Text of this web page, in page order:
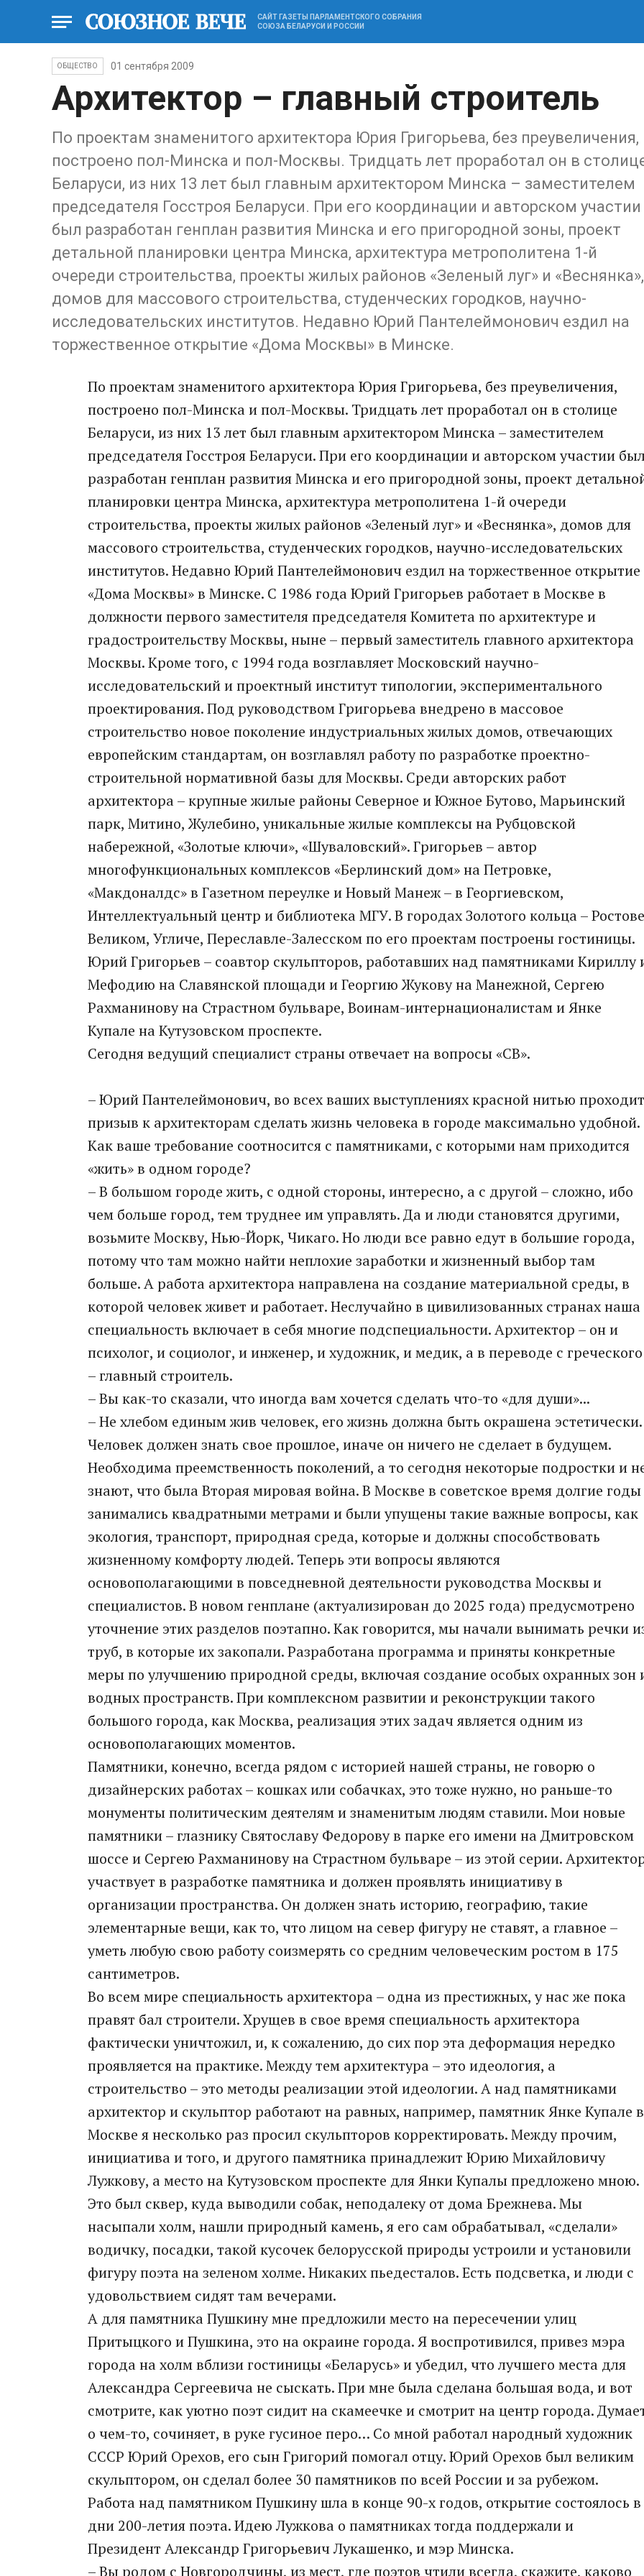
САЙТ ГАЗЕТЫ ПАРЛАМЕНТСКОГО СОБРАНИЯ
СОЮЗА БЕЛАРУСИ И РОССИИ
ОБЩЕСТВО 01 сентября 2009
Архитектор – главный строитель
По проектам знаменитого архитектора Юрия Григорьева, без преувеличения,
построено пол-Минска и пол-Москвы. Тридцать лет проработал он в
Беларуси, из них 13 лет был главным архитектором Минска – заместителем
председателя Госстроя Беларуси. При его координации и авторском участии
был разработан генплан развития Минска и его пригородной зоны, проект
детальной планировки центра Минска, архитектура метрополитена 1-й
очереди строительства, проекты жилых районов «Зеленый луг» и «Веснянка»,
домов для массового строительства, студенческих городков, научно-
исследовательских институтов. Недавно Юрий Пантелеймонович ездил на
торжественное открытие «Дома Москвы» в Минске.
По проектам знаменитого архитектора Юрия Григорьева, без преувеличения,
построено пол-Минска и пол-Москвы. Тридцать лет проработал он в столице
Беларуси, из них 13 лет был главным архитектором Минска – заместителем
председателя Госстроя Беларуси. При его координации и авторском участии
разработан генплан развития Минска и его пригородной зоны, проект
планировки центра Минска, архитектура метрополитена 1-й очереди
строительства, проекты жилых районов «Зеленый луг» и «Веснянка», домов для
массового строительства, студенческих городков, научно-исследовательских
институтов. Недавно Юрий Пантелеймонович ездил на торжественное открытие
«Дома Москвы» в Минске. С 1986 года Юрий Григорьев работает в Москве в
должности первого заместителя председателя Комитета по архитектуре и
градостроительству Москвы, ныне – первый заместитель главного архитектора
Москвы. Кроме того, с 1994 года возглавляет Московский научно-
исследовательский и проектный институт типологии, экспериментального
проектирования. Под руководством Григорьева внедрено в массовое
строительство новое поколение индустриальных жилых домов, отвечающих
европейским стандартам, он возглавлял работу по разработке проектно-
строительной нормативной базы для Москвы. Среди авторских работ
архитектора – крупные жилые районы Северное и Южное Бутово, Марьинский
парк, Митино, Жулебино, уникальные жилые комплексы на Рубцовской
набережной, «Золотые ключи», «Шуваловский». Григорьев – автор
многофункциональных комплексов «Берлинский дом» на Петровке,
«Макдоналдс» в Газетном переулке и Новый Манеж – в Георгиевском,
Интеллектуальный центр и библиотека МГУ. В городах Золотого кольца – Ростове
Великом, Угличе, Переславле-Залесском по его проектам построены гостиницы.
Юрий Григорьев – соавтор скульпторов, работавших над памятниками Кириллу
Мефодию на Славянской площади и Георгию Жукову на Манежной, Сергею
Рахманинову на Страстном бульваре, Воинам-интернационалистам и Янке
Купале на Кутузовском проспекте.
Сегодня ведущий специалист страны отвечает на вопросы «СВ».
– Юрий Пантелеймонович, во всех ваших выступлениях красной нитью проходит
призыв к архитекторам сделать жизнь человека в городе максимально удобной.
Как ваше требование соотносится с памятниками, с которыми нам приходится
«жить» в одном городе?
– В большом городе жить, с одной стороны, интересно, а с другой – сложно, ибо
чем больше город, тем труднее им управлять. Да и люди становятся другими,
возьмите Москву, Нью-Йорк, Чикаго. Но люди все равно едут в большие города,
потому что там можно найти неплохие заработки и жизненный выбор там
больше. А работа архитектора направлена на создание материальной среды, в
которой человек живет и работает. Неслучайно в цивилизованных странах наша
специальность включает в себя многие подспециальности. Архитектор – он и
психолог, и социолог, и инженер, и художник, и медик, а в переводе с греческого
– главный строитель.
– Вы как-то сказали, что иногда вам хочется сделать что-то «для души»...
– Не хлебом единым жив человек, его жизнь должна быть окрашена эстетически.
Человек должен знать свое прошлое, иначе он ничего не сделает в будущем.
Необходима преемственность поколений, а то сегодня некоторые подростки и
знают, что была Вторая мировая война. В Москве в советское время долгие годы
занимались квадратными метрами и были упущены такие важные вопросы, как
экология, транспорт, природная среда, которые и должны способствовать
жизненному комфорту людей. Теперь эти вопросы являются
основополагающими в повседневной деятельности руководства Москвы и
специалистов. В новом генплане (актуализирован до 2025 года) предусмотрено
уточнение этих разделов поэтапно. Как говорится, мы начали вынимать речки
труб, в которые их закопали. Разработана программа и приняты конкретные
меры по улучшению природной среды, включая создание особых охранных зон
водных пространств. При комплексном развитии и реконструкции такого
большого города, как Москва, реализация этих задач является одним из
основополагающих моментов.
Памятники, конечно, всегда рядом с историей нашей страны, не говорю о
дизайнерских работах – кошках или собачках, это тоже нужно, но раньше-то
монументы политическим деятелям и знаменитым людям ставили. Мои новые
памятники – глазнику Святославу Федорову в парке его имени на Дмитровском
шоссе и Сергею Рахманинову на Страстном бульваре – из этой серии.
участвует в разработке памятника и должен проявлять инициативу в
организации пространства. Он должен знать историю, географию, такие
элементарные вещи, как то, что лицом на север фигуру не ставят, а главное –
уметь любую свою работу соизмерять со средним человеческим ростом в 175
сантиметров.
Во всем мире специальность архитектора – одна из престижных, у нас же пока
правят бал строители. Хрущев в свое время специальность архитектора
фактически уничтожил, и, к сожалению, до сих пор эта деформация нередко
проявляется на практике. Между тем архитектура – это идеология, а
строительство – это методы реализации этой идеологии. А над памятниками
архитектор и скульптор работают на равных, например, памятник Янке Купале в
Москве я несколько раз просил скульпторов корректировать. Между прочим,
инициатива и того, и другого памятника принадлежит Юрию Михайловичу
Лужкову, а место на Кутузовском проспекте для Янки Купалы предложено мною.
Это был сквер, куда выводили собак, неподалеку от дома Брежнева. Мы
насыпали холм, нашли природный камень, я его сам обрабатывал, «сделали»
водичку, посадки, такой кусочек белорусской природы устроили и установили
фигуру поэта на зеленом холме. Никаких пьедесталов. Есть подсветка, и люди с
удовольствием сидят там вечерами.
А для памятника Пушкину мне предложили место на пересечении улиц
Притыцкого и Пушкина, это на окраине города. Я воспротивился, привез мэра
города на холм вблизи гостиницы «Беларусь» и убедил, что лучшего места для
Александра Сергеевича не сыскать. При мне была сделана большая вода, и вот
смотрите, как уютно поэт сидит на скамеечке и смотрит на центр города.
о чем-то, сочиняет, в руке гусиное перо… Со мной работал народный художник
СССР Юрий Орехов, его сын Григорий помогал отцу. Юрий Орехов был великим
скульптором, он сделал более 30 памятников по всей России и за рубежом.
Работа над памятником Пушкину шла в конце 90-х годов, открытие состоялось в
дни 200-летия поэта. Идею Лужкова о памятниках тогда поддержали и
Президент Александр Григорьевич Лукашенко, и мэр Минска.
– Вы родом с Новгородчины, из мест, где поэтов чтили всегда, скажите, каково